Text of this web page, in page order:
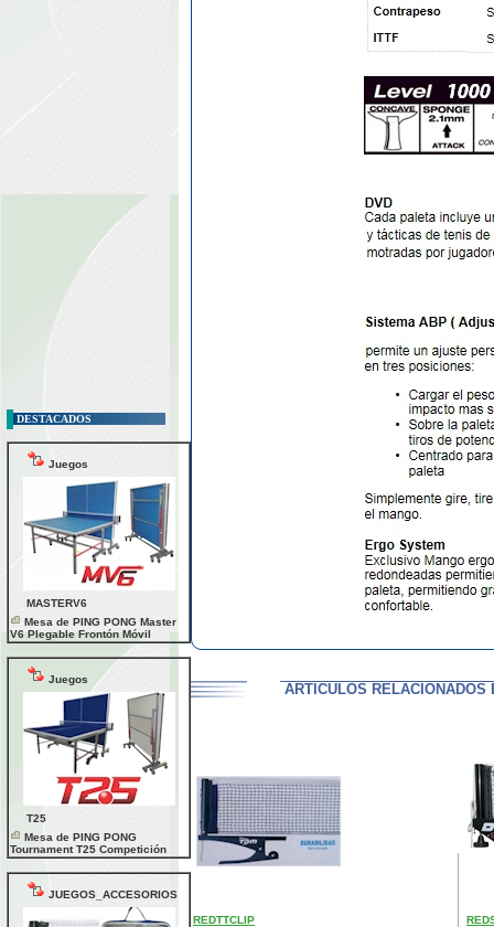
DESTACADOS
Juegos
MASTERV6
Mesa de PING PONG Master
V6 Plegable Frontón Móvil
Juegos
T25
Mesa de PING PONG
Tournament T25 Competición
JUEGOS_ACCESORIOS
ARTICULOS RELACIONADOS
REDTTCLIP